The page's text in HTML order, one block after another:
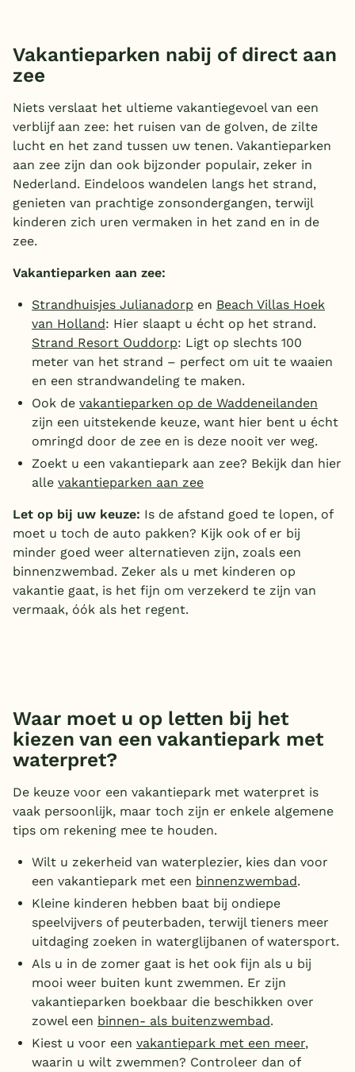
Vakantieparken nabij of direct aan
zee
Niets verslaat het ultieme vakantiegevoel van een
verblijf aan zee: het ruisen van de golven, de zilte
lucht en het zand tussen uw tenen. Vakantieparken
aan zee zijn dan ook bijzonder populair, zeker in
Nederland. Eindeloos wandelen langs het strand,
genieten van prachtige zonsondergangen, terwijl
kinderen zich uren vermaken in het zand en in de
zee.
Vakantieparken aan zee:
Strandhuisjes Julianadorp en Beach Villas Hoek
van Holland: Hier slaapt u écht op het strand.
Strand Resort Ouddorp: Ligt op slechts 100
meter van het strand – perfect om uit te waaien
en een strandwandeling te maken.
Ook de vakantieparken op de Waddeneilanden
zijn een uitstekende keuze, want hier bent u écht
omringd door de zee en is deze nooit ver weg.
Zoekt u een vakantiepark aan zee? Bekijk dan hier
alle vakantieparken aan zee
Let op bij uw keuze: Is de afstand goed te lopen, of
moet u toch de auto pakken? Kijk ook of er bij
minder goed weer alternatieven zijn, zoals een
binnenzwembad. Zeker als u met kinderen op
vakantie gaat, is het fijn om verzekerd te zijn van
vermaak, óók als het regent.
Waar moet u op letten bij het
kiezen van een vakantiepark met
waterpret?
De keuze voor een vakantiepark met waterpret is
vaak persoonlijk, maar toch zijn er enkele algemene
tips om rekening mee te houden.
Wilt u zekerheid van waterplezier, kies dan voor
een vakantiepark met een binnenzwembad.
Kleine kinderen hebben baat bij ondiepe
speelvijvers of peuterbaden, terwijl tieners meer
uitdaging zoeken in waterglijbanen of watersport.
Als u in de zomer gaat is het ook fijn als u bij
mooi weer buiten kunt zwemmen. Er zijn
vakantieparken boekbaar die beschikken over
zowel een binnen- als buitenzwembad.
Kiest u voor een vakantiepark met een meer,
waarin u wilt zwemmen? Controleer dan of